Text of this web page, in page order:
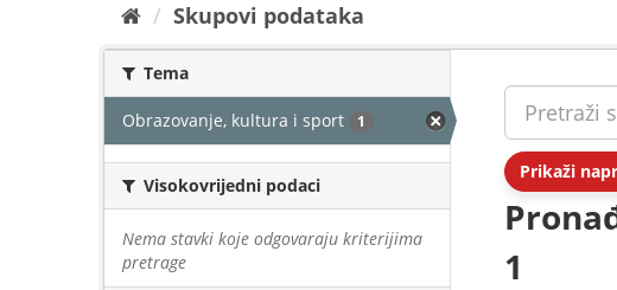
Skupovi podаtаkа
Tema
Obrazovanje, kultura i sport 1
Visokovrijedni podaci
Nema stavki koje odgovaraju kriterijima
pretrage
Prikaži
1